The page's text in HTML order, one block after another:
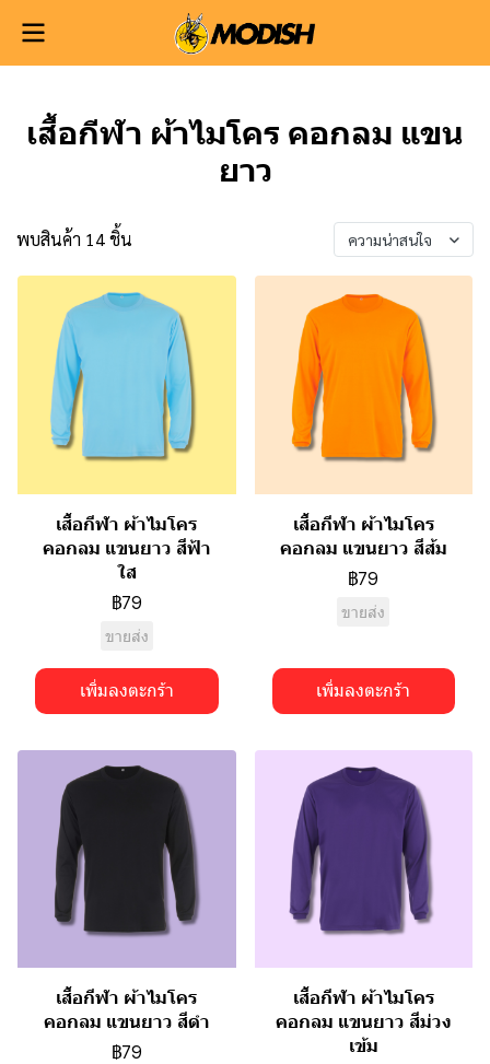
เสื้อกีฬา ผ้าไมโคร คอกลม แขน
ยาว
พบสินค้า 14 ชิ้น ความน่าสนใจ
เสื้อกีฬา ผ้าไมโคร
คอกลม แขนยาว สีฟ้า
ใส
฿79
ขายส่ง
เพิ่มลงตะกร้า
เสื้อกีฬา ผ้าไมโคร
คอกลม แขนยาว สีส้ม
฿79
ขายส่ง
เพิ่มลงตะกร้า
เสื้อกีฬา ผ้าไมโคร
คอกลม แขนยาว สีดำ
฿79
เสื้อกีฬา ผ้าไมโคร
คอกลม แขนยาว สีม่วง
เข้ม